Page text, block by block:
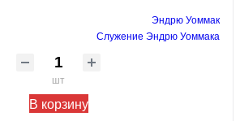
Эндрю Уоммак
Служение Эндрю Уоммака
шт
В корзину